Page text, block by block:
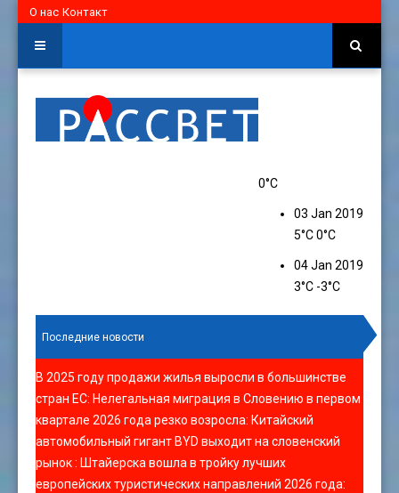
О нас Контакт
0°C
03 Jan 2019
5°C0°C
04 Jan 2019
3°C -3°C
Последние новости
В 2025 году продажи жилья выросли в большинстве
стран ЕС: Нелегальная миграция в Словению в первом
квартале 2026 года резко возросла: Китайский
автомобильный гигант BYD выходит на словенский
рынок: Штайерска вошла в тройку лучших
европейских туристических направлений 2026 года: